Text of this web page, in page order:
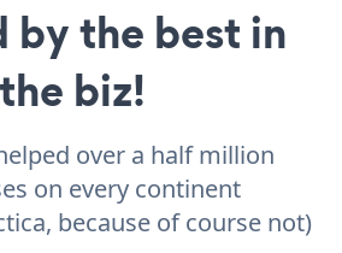
by the best in
the biz!
over a half million
on every continent
because of course not)